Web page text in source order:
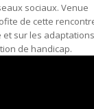
sociaux. Venue
de cette
et sur les adaptations
de handicap.